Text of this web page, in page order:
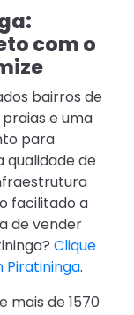
com o
bairros de
e uma
para
qualidade de
facilitado a
de vender
Clique
Piratininga.
mais de 1570